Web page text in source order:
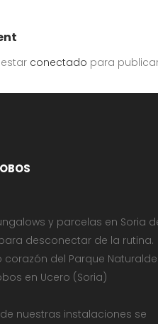
conectado para
y parcelas en Soria
desconectar de la rutina.
corazón del Parque Naturaldel
en Ucero (Soria)
nuestras instalaciones se